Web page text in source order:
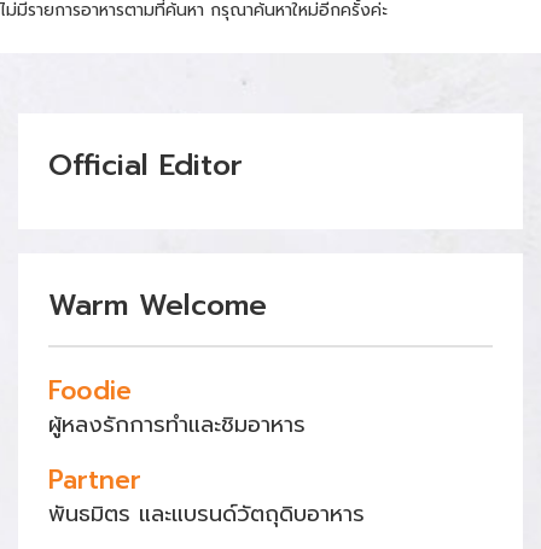
ไม่มีรายการอาหารตามที่ค้นหา กรุณาค้นหาใหม่อีกครั้งค่ะ
Official Editor
Warm Welcome
Foodie
ผู้หลงรักการทำและชิมอาหาร
Partner
พันธมิตร และแบรนด์วัตถุดิบอาหาร